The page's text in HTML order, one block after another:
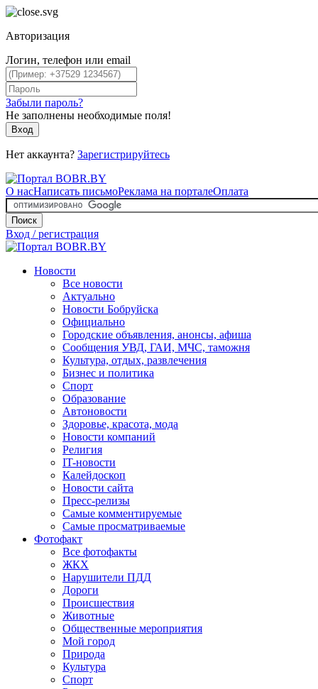
Авторизация
Логин, телефон или email
Забыли пароль?
Не заполнены необходимые поля!
Вход
Нет аккаунта? Зарегистрируйтесь
О насНаписать письмоРеклама на порталеОплата
Поиск
Вход / регистрация
Новости
Все новости
Актуально
Новости Бобруйска
Официально
Городские объявления, анонсы, афиша
Сообщения УВД, ГАИ, МЧС, таможня
Культура, отдых, развлечения
Бизнес и политика
Спорт
Образование
Автоновости
Здоровье, красота, мода
Новости компаний
Религия
IT-новости
Калейдоскоп
Новости сайта
Пресс-релизы
Самые комментируемые
Самые просматриваемые
Фотофакт
Все фотофакты
ЖКХ
Нарушители ПДД
Дороги
Происшествия
Животные
Общественные мероприятия
Мой город
Природа
Культура
Спорт